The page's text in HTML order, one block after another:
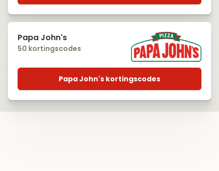
Papa John's
50 kortingscodes
Papa John's kortingscodes